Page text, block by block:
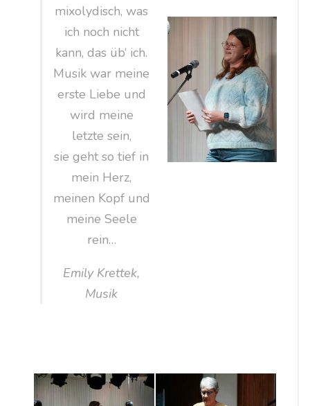
mixolydisch, was
ich noch nicht
kann, das üb‘ ich.
Musik war meine
erste Liebe und
wird meine
letzte sein,
sie geht so tief in
mein Herz,
meinen Kopf und
meine Seele
rein…
Emily Krettek,
Musik